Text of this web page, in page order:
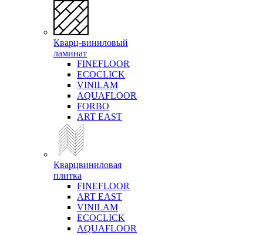
Кварц-виниловый
ламинат
FINEFLOOR
ECOCLICK
VINILAM
AQUAFLOOR
FORBO
ART EAST
Кварцвиниловая
плитка
FINEFLOOR
ART EAST
VINILAM
ECOCLICK
AQUAFLOOR